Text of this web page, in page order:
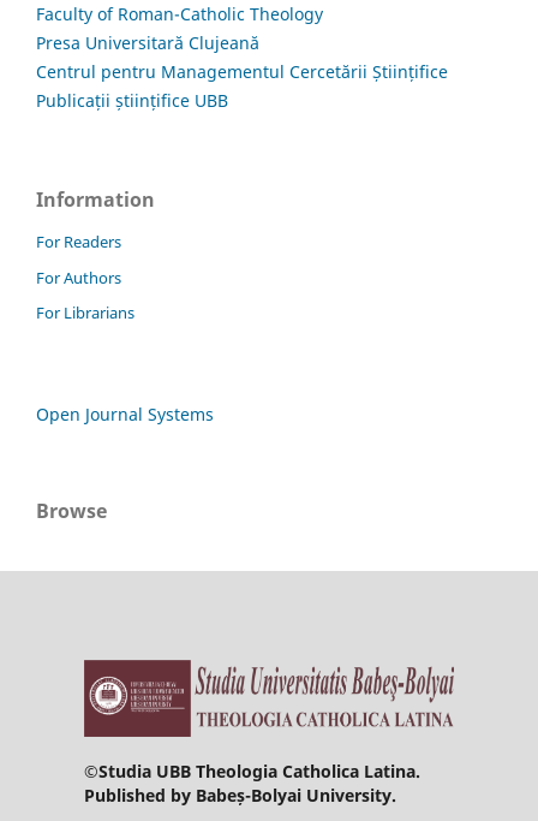
Faculty of Roman-Catholic Theology
Presa Universitară Clujeană
Centrul pentru Managementul Cercetării Științifice
Publicații științifice UBB
Information
For Readers
For Authors
For Librarians
Open Journal Systems
Browse
©Studia UBB Theologia Catholica Latina.
Published by Babeș-Bolyai University.